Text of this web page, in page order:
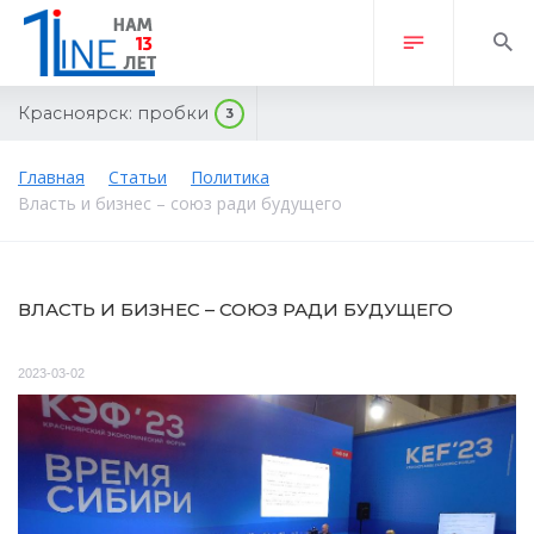
Красноярск: пробки 3
Главная Статьи
Политика
Власть и бизнес – союз ради будущего
ВЛАСТЬ И БИЗНЕС – СОЮЗ РАДИ БУДУЩЕГО
2023-03-02